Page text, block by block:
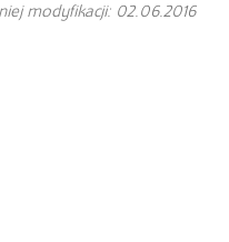
modyfikacji: 02.06.2016